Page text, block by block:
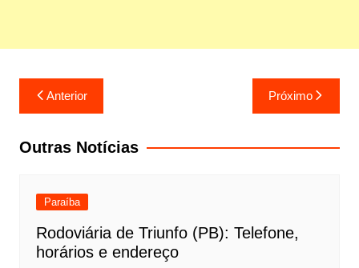
Navegação
de
Post
Anterior Próximo
Outras Notícias
Paraíba
Rodoviária de Triunfo (PB): Telefone,
horários e endereço